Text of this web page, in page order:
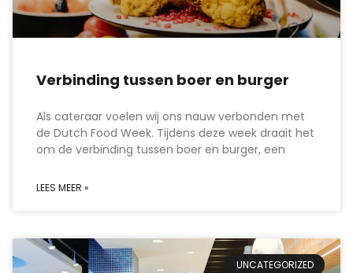
Verbinding tussen boer en burger
Als cateraar voelen wij ons nauw verbonden met
de Dutch Food Week. Tijdens deze week draait het
om de verbinding tussen boer en burger, een
LEES MEER »
UNCATEGORIZED